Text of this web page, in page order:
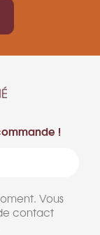
!
Vous
contact